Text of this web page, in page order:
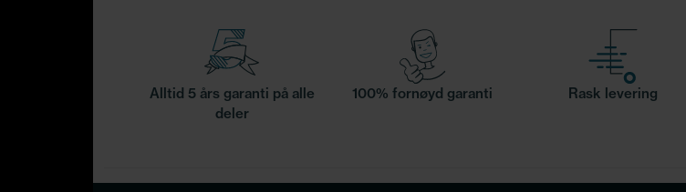
Alltid 5 års garanti på alle
deler
100% fornøyd garanti Rask levering